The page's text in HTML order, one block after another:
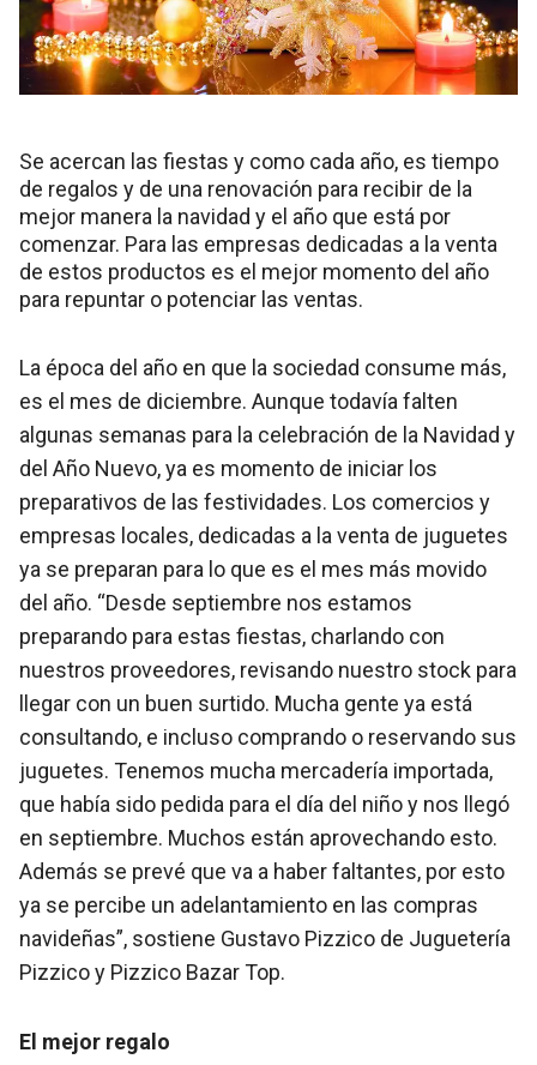
Se acercan las fiestas y como cada año, es tiempo
de regalos y de una renovación para recibir de la
mejor manera la navidad y el año que está por
comenzar. Para las empresas dedicadas a la venta
de estos productos es el mejor momento del año
para repuntar o potenciar las ventas.
La época del año en que la sociedad consume más,
es el mes de diciembre. Aunque todavía falten
algunas semanas para la celebración de la Navidad y
del Año Nuevo, ya es momento de iniciar los
preparativos de las festividades. Los comercios y
empresas locales, dedicadas a la venta de juguetes
ya se preparan para lo que es el mes más movido
del año. “Desde septiembre nos estamos
preparando para estas fiestas, charlando con
nuestros proveedores, revisando nuestro stock para
llegar con un buen surtido. Mucha gente ya está
consultando, e incluso comprando o reservando sus
juguetes. Tenemos mucha mercadería importada,
que había sido pedida para el día del niño y nos llegó
en septiembre. Muchos están aprovechando esto.
Además se prevé que va a haber faltantes, por esto
ya se percibe un adelantamiento en las compras
navideñas”, sostiene Gustavo Pizzico de Juguetería
Pizzico y Pizzico Bazar Top.
El mejor regalo